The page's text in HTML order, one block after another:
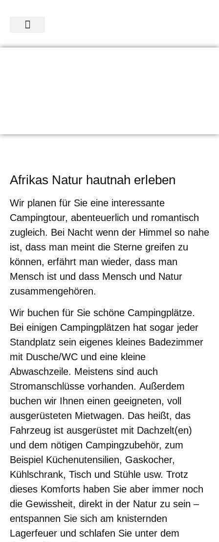
Afrikas Natur hautnah erleben
Wir planen für Sie eine interessante
Campingtour, abenteuerlich und romantisch
zugleich. Bei Nacht wenn der Himmel so nahe
ist, dass man meint die Sterne greifen zu
können, erfährt man wieder, dass man
Mensch ist und dass Mensch und Natur
zusammengehören.
Wir buchen für Sie schöne Campingplätze.
Bei einigen Campingplätzen hat sogar jeder
Standplatz sein eigenes kleines Badezimmer
mit Dusche/WC und eine kleine
Abwaschzeile. Meistens sind auch
Stromanschlüsse vorhanden. Außerdem
buchen wir Ihnen einen geeigneten, voll
ausgerüsteten Mietwagen. Das heißt, das
Fahrzeug ist ausgerüstet mit Dachzelt(en)
und dem nötigen Campingzubehör, zum
Beispiel Küchenutensilien, Gaskocher,
Kühlschrank, Tisch und Stühle usw. Trotz
dieses Komforts haben Sie aber immer noch
die Gewissheit, direkt in der Natur zu sein –
entspannen Sie sich am knisternden
Lagerfeuer und schlafen Sie unter dem